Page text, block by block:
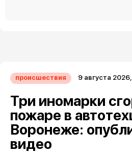
происшествия 9 августа
Три иномарки
пожаре в
Воронеже:
видео